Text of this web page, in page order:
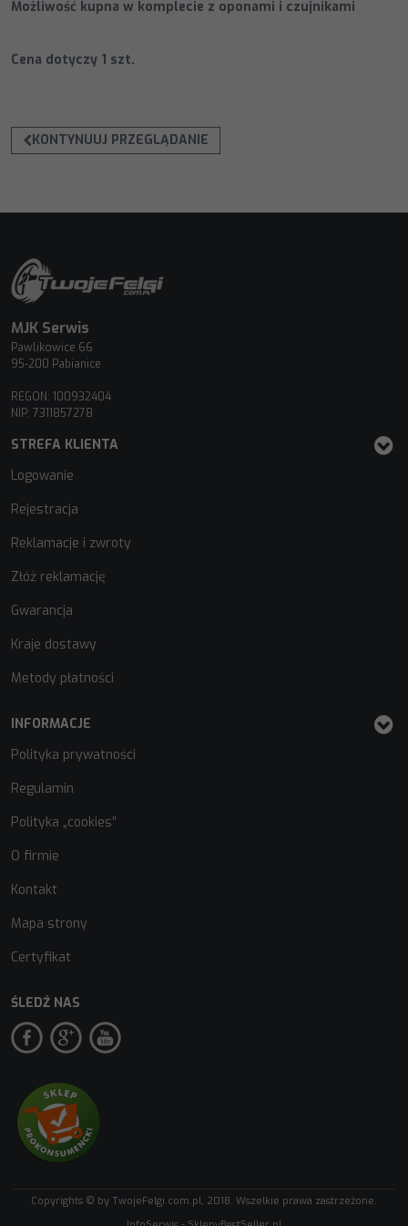
Możliwość kupna w komplecie z oponami i czujnikami
Cena dotyczy 1 szt.
KONTYNUUJ PRZEGLĄDANIE
MJK Serwis
Pawlikowice 66
95-200 Pabianice
REGON: 100932404
NIP: 7311857278
STREFA KLIENTA
Logowanie
Rejestracja
Reklamacje i zwroty
Złóż reklamację
Gwarancja
Kraje dostawy
Metody płatności
INFORMACJE
Polityka prywatności
Regulamin
Polityka „cookies”
O firmie
Kontakt
Mapa strony
Certyfikat
ŚLEDŹ NAS
Copyrights © by TwojeFelgi.com.pl, 2018. Wszelkie prawa zastrzeżone.